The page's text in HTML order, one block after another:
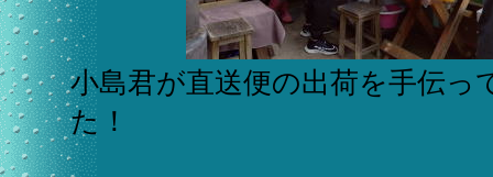
小島君が直送便の出荷を手伝っ
た！